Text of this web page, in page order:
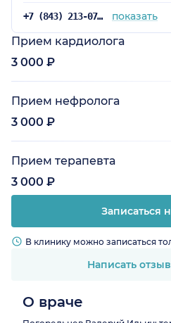
+7 (843) 213-07-50 показать
Прием кардиолога
3 000 ₽
Прием нефролога
3 000 ₽
Прием терапевта
3 000 ₽
Записаться
В клинику можно записаться
Написать отзыв
О враче